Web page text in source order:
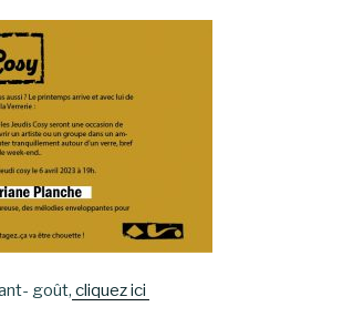
goût, cliquez ici